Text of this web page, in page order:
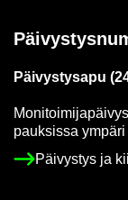
Päi­vys­tys­a­pu
pauk­sis­sa
Päi­vys­tys ja